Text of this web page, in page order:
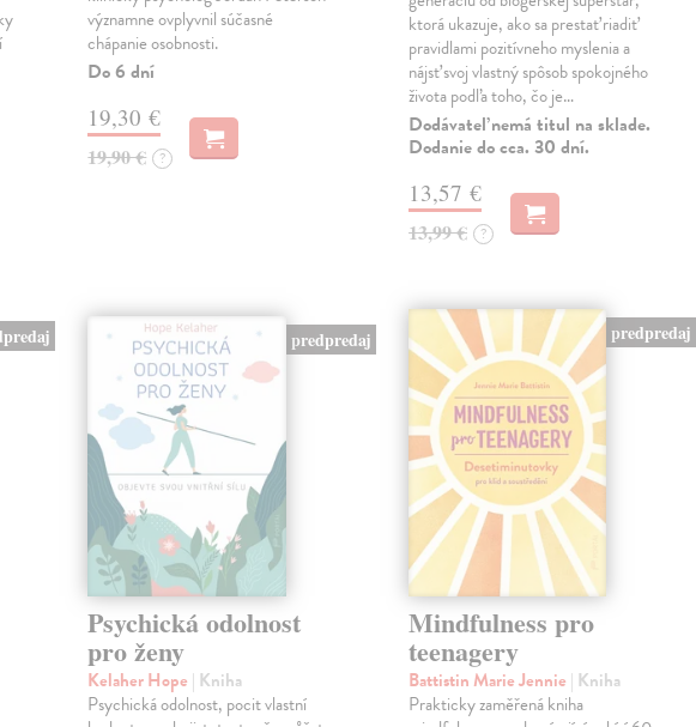
významne ovplyvnil súčasné
chápanie osobnosti.
Do 6 dní
19,30 €
19,90 € ?
ktorá ukazuje, ako sa prestať riadiť
pravidlami pozitívneho myslenia a
nájsť svoj vlastný spôsob spokojného
života podľa toho, čo je…
Dodávateľ nemá titul na sklade.
Dodanie do cca. 30 dní.
13,57 €
13,99 € ?
predpredaj
Psychická odolnost
pro ženy
Kelaher Hope | Kniha
Psychická odolnost, pocit vlastní
predpredaj
Mindfulness pro
teenagery
Battistin Marie Jennie | Kniha
Prakticky zaměřená kniha